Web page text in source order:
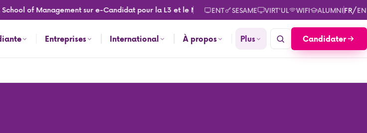
of Management sur e-Candidat pour la L3 et le M2. Consultez les calendriers des rentrées pour
ENT SESAME VIRT'UL WIFI ALUMNIFR/EN
Entreprises International À propos Plus Candidater